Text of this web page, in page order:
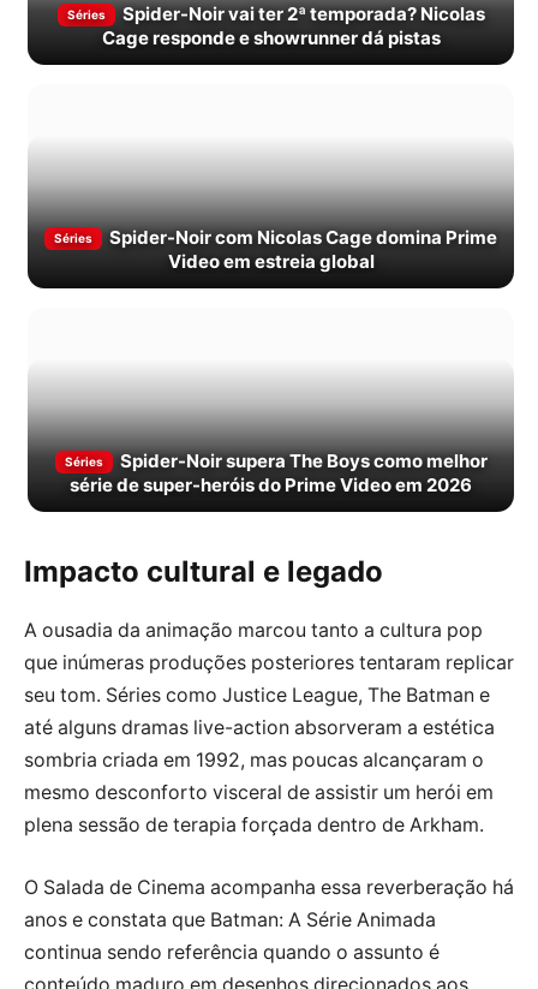
Séries
Spider-Noir vai ter 2ª temporada? Nicolas
Cage responde e showrunner dá pistas
Séries
Spider-Noir com Nicolas Cage domina Prime
Video em estreia global
Séries
Spider-Noir supera The Boys como melhor
série de super-heróis do Prime Video em 2026
Impacto cultural e legado
A ousadia da animação marcou tanto a cultura pop
que inúmeras produções posteriores tentaram replicar
seu tom. Séries como Justice League, The Batman e
até alguns dramas live-action absorveram a estética
sombria criada em 1992, mas poucas alcançaram o
mesmo desconforto visceral de assistir um herói em
plena sessão de terapia forçada dentro de Arkham.
O Salada de Cinema acompanha essa reverberação há
anos e constata que Batman: A Série Animada
continua sendo referência quando o assunto é
conteúdo maduro em desenhos direcionados aos